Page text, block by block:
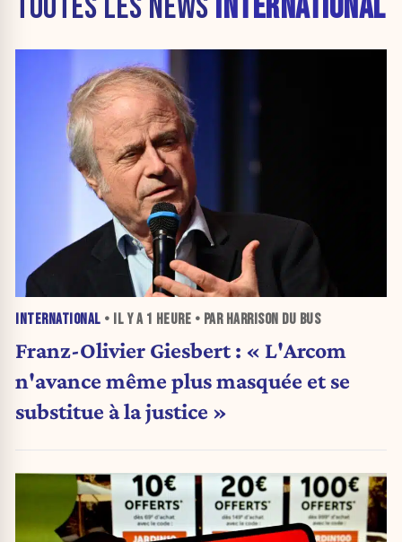
INTERNATIONAL • IL Y A 1 HEURE • PAR HARRISON DU BUS
Franz-Olivier Giesbert : « L'Arcom
n'avance même plus masquée et se
substitue à la justice »